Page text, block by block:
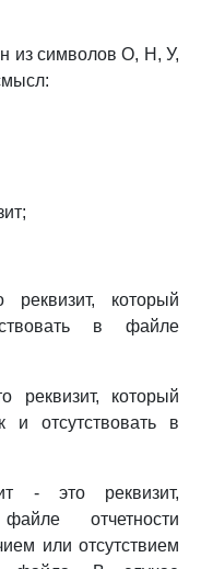
из символов О, Н, У,
реквизит, который
в файле
реквизит, который
и отсутствовать в
- это реквизит,
отчетности
или отсутствием